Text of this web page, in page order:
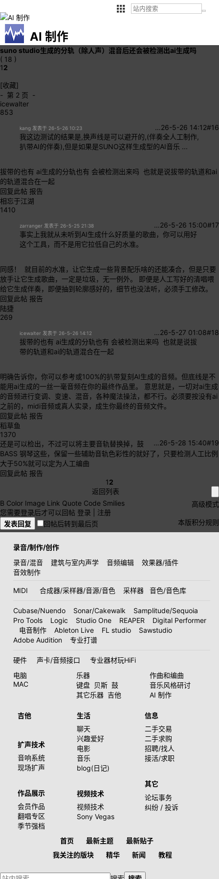
AI 制作
suno studio生成的分轨（除人声）混音后还会被检测出ai生成吗
( 18 )
12
[收藏]
- 第 2 页 -
icewalter
853
#16
26-5-26 14:12
…
kang 发表于 26-5-26 10:23
我这边测试的结果是,换声线是可以避开的,(伴奏全人工制作,
扒带AI的伴奏),但是如果是SUNO这样生成型的AI音乐 ...
拔带的也有 ai生成的分轨也有 会被检测出来吗 也就是说拔带的轨道和ai
的轨道混合在一起
回复此帖 报告
相忘于江湖
1410
#17
26-5-26 15:00
…
zarranger 发表于 26-5-25 21:38
事实上我就从未听到AI生成什么好质量的歌曲，你可以用好
这个工具，而不是用它拉低自己的水准。
同感！ 就目前的水准，让它生成一些背景配乐啥的还能凑合，但是只要
放手让它生成歌曲，一定是垃圾，无一例外。 即便是人工写好的清唱喂
给它生成伴奏，即便抽到轮廓感好的，细节也没法听，必须手工修改。
回复此帖 报告
陆捷
269
#18
26-5-27 01:08
…
icewalter 发表于 26-5-26 14:12
拔带的也有 ai生成的分轨也有 会被检测出来吗 也就是说拔
带的轨道和ai的轨道混合在一起
明确告诉你，你可以参考或100%的扒带复刻AI生成的音频。但底线是不
能用ai生成的一丝一毫音频在你的最终作品里。 意思就是，一切对ai生成
的音频进行变调、变速、混音，各种魔法操法，都不行。必须要按没有ai
之前的，midi音频或真人实录，成生你最终的音频文件。
回复此帖 报告
稻草鱼
1370
#19
26-5-28 15:40
…
还是可以检出，不过可以将主要音轨替换掉，鼓
BASS 钢琴这些，保留一些辅助音轨色彩性的就好了，只要检测人工比例
大于50%就可以定为人工编曲
回复此帖 报告
12
返回列表
高级模式
B Color Image Link Quote Code Smilies
您需要登录后才可以回帖 登录
注册
本版积分规则
发表回复 回帖后转到最后页
录音/制作/创作
录音/混音
建筑与室内声学 音频编辑
效果器/插件
音效制作
MIDI 合成器/采样器/音源/音色 采样器 音色/音色库
Cubase/Nuendo Sonar/Cakewalk
Samplitude/Sequoia
Pro Tools
Logic Studio One REAPER
Digital Performer
电音制作
Ableton Live FL studio
Sawstudio
Adobe Audition
专业打谱
硬件 声卡/音频接口
专业器材玩HiFi
电脑
MAC
乐器
键盘 贝斯 鼓
其它乐器 吉他
作曲和编曲
音乐风格研讨
AI 制作
吉他
扩声技术
音响系统
现场扩声
作品展示
会员作品
翻唱专区
季节强档
生活
聊天
兴趣爱好
电影
音乐
blog(日记)
视频技术
视频技术
Sony Vegas
信息
二手交易
二手求购
招聘/找人
接活/求职
其它
论坛事务
纠纷 / 投诉
首页 最新主题
最新贴子
我关注的版块
精华 新闻 教程